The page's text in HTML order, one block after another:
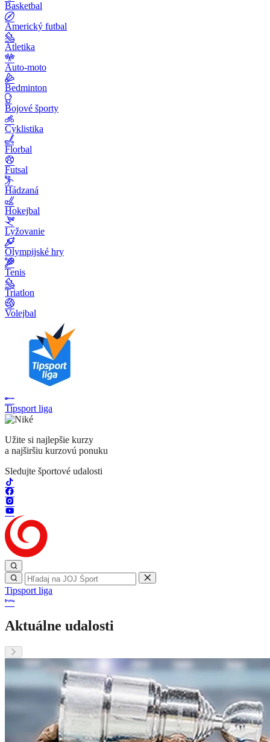
Basketbal
Americký futbal
Atletika
Auto-moto
Bedminton
Bojové športy
Cyklistika
Florbal
Futsal
Hádzaná
Hokejbal
Lyžovanie
Olympijské hry
Tenis
Triatlon
Volejbal
Tipsport liga
Užite si najlepšie kurzy
a najširšiu kurzovú ponuku
Sledujte športové udalosti
Tipsport liga
Aktuálne udalosti